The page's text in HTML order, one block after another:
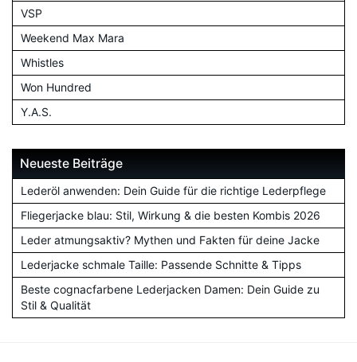
VSP
Weekend Max Mara
Whistles
Won Hundred
Y.A.S.
Neueste Beiträge
Lederöl anwenden: Dein Guide für die richtige Lederpflege
Fliegerjacke blau: Stil, Wirkung & die besten Kombis 2026
Leder atmungsaktiv? Mythen und Fakten für deine Jacke
Lederjacke schmale Taille: Passende Schnitte & Tipps
Beste cognacfarbene Lederjacken Damen: Dein Guide zu
Stil & Qualität